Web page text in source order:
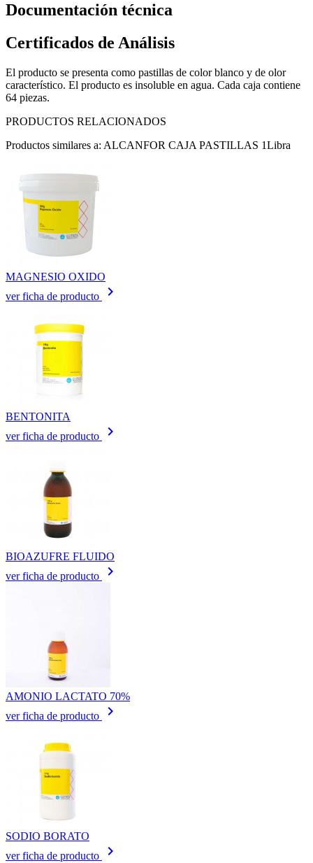
Documentación técnica
Certificados de Análisis
El producto se presenta como pastillas de color blanco y de olor
característico. El producto es insoluble en agua. Cada caja contiene
64 piezas.
PRODUCTOS RELACIONADOS
Productos similares a: ALCANFOR CAJA PASTILLAS 1Libra
MAGNESIO OXIDO
ver ficha de producto
keyboard_arrow_right
BENTONITA
ver ficha de producto
keyboard_arrow_right
BIOAZUFRE FLUIDO
ver ficha de producto
keyboard_arrow_right
AMONIO LACTATO 70%
ver ficha de producto
keyboard_arrow_right
SODIO BORATO
ver ficha de producto
keyboard_arrow_right